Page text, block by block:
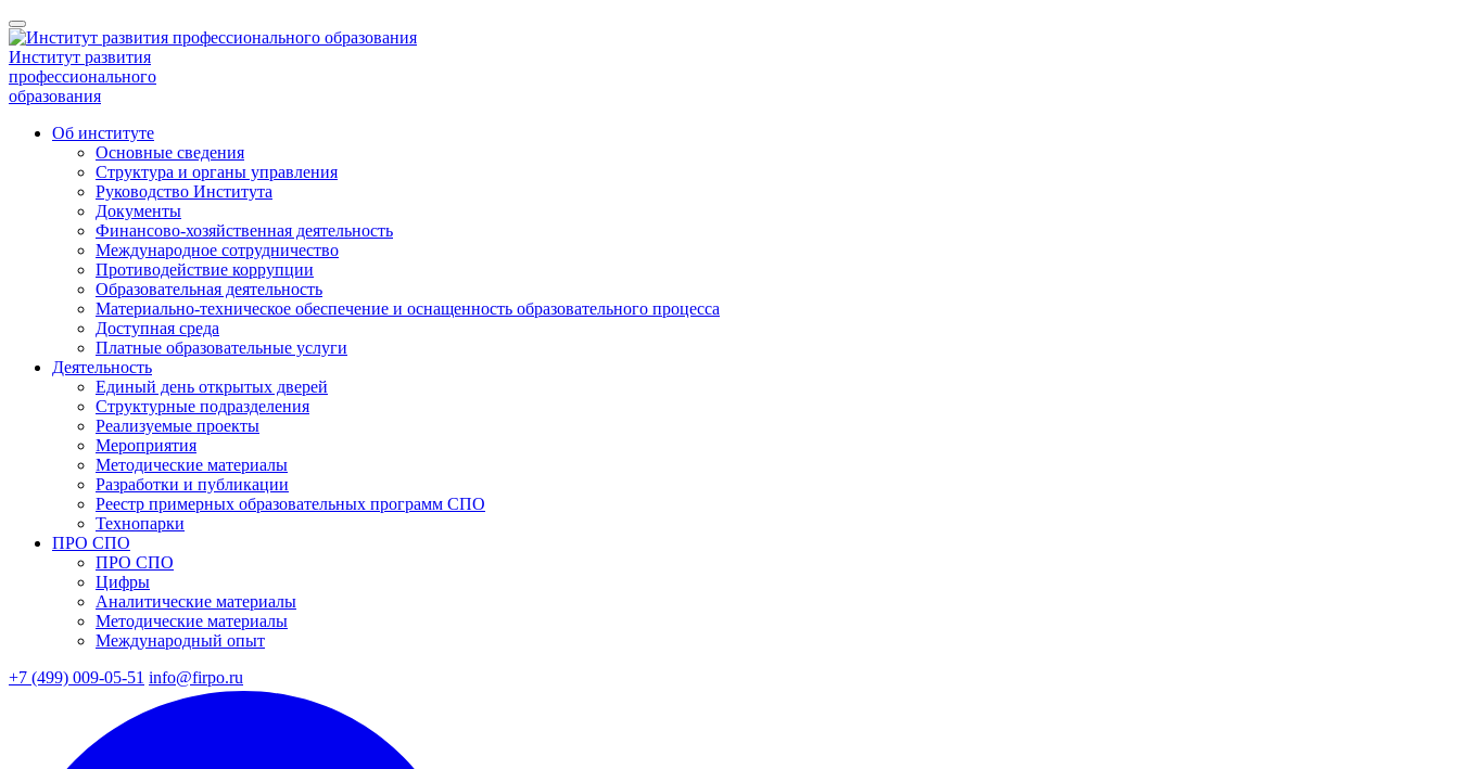
Институт развития
профессионального
образования
Об институте
Основные сведения
Структура и органы управления
Руководство Института
Документы
Финансово-хозяйственная деятельность
Международное сотрудничество
Противодействие коррупции
Образовательная деятельность
Материально-техническое обеспечение и оснащенность образовательного процесса
Доступная среда
Платные образовательные услуги
Деятельность
Единый день открытых дверей
Структурные подразделения
Реализуемые проекты
Мероприятия
Методические материалы
Разработки и публикации
Реестр примерных образовательных программ СПО
Технопарки
ПРО СПО
ПРО СПО
Цифры
Аналитические материалы
Методические материалы
Международный опыт
+7 (499) 009-05-51 info@firpo.ru